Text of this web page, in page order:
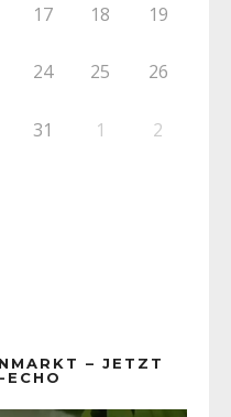
17 18 19
24 25 26
31 1 2
– JETZT